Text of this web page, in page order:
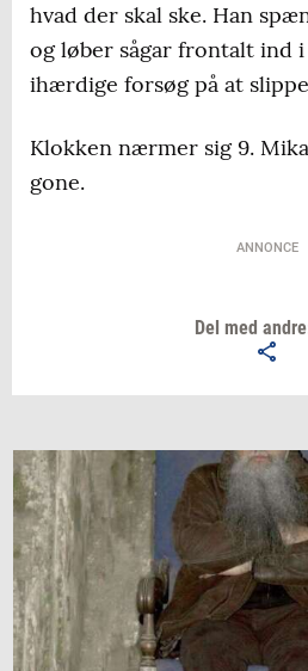
hvad der skal ske. Han
og løber sågar frontalt ind
ihærdige forsøg på at
Klokken nærmer sig 9.
gone.
ANNONCE
Del med